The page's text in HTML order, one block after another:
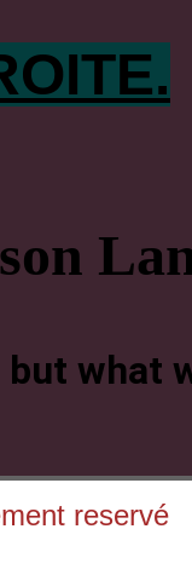
and
reservé